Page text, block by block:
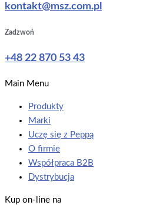
kontakt@msz.com.pl
Zadzwoń
+48 22 870 53 43
Main Menu
Produkty
Marki
Uczę się z Peppą
O firmie
Współpraca B2B
Dystrybucja
Kup on-line na